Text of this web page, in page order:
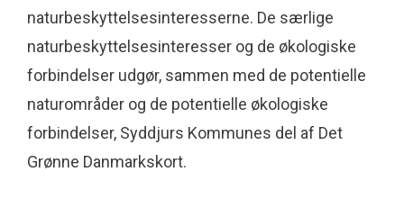
naturbeskyttelsesin­teresserne. De særlige
naturbeskyttelsesinteresser og de økologiske
forbindelser udgør, sammen med de potentielle
naturområder og de potentielle økologiske
forbindelser, Syddjurs Kommunes del af Det
Grønne Danmarkskort.